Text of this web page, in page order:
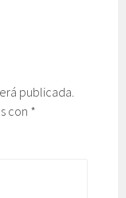
publicada.
con *